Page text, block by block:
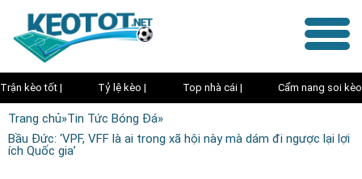
Trận kèo tốt | Tỷ lệ kèo | Top nhà cái | Cẩm nang soi kèo
Trang chủ»Tin Tức Bóng Đá»
Bầu Đức: ‘VPF, VFF là ai trong xã hội này mà dám đi ngược lại lợi
ích Quốc gia’